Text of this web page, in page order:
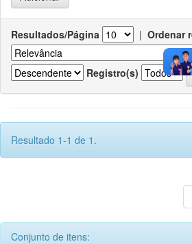
Resultados/Página | Ordenar
Registro(s)
Resultado 1-1 de 1.
Conjunto de itens: